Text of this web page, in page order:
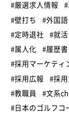
#厳選求人情報
#壁打ち
#外国語
#定時退社
#就
#属人化
#履歴書
#採用マーケティ
#採用広報
#採
#教職員
#文系
#日本のゴルフコ